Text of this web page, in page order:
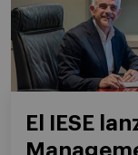
El IESE